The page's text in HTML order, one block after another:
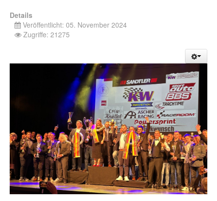
Details
Veröffentlicht: 05. November 2024
Zugriffe: 21275